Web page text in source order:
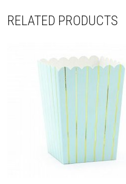
RELATED PRODUCTS